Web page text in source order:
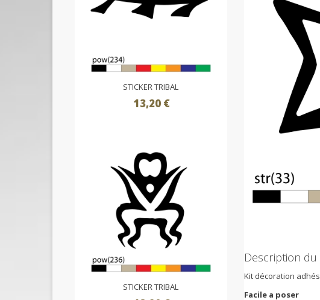
STICKER TRIBAL
13,20 €
STICKER TRIBAL
Description
Kit décoration
Facile a poser